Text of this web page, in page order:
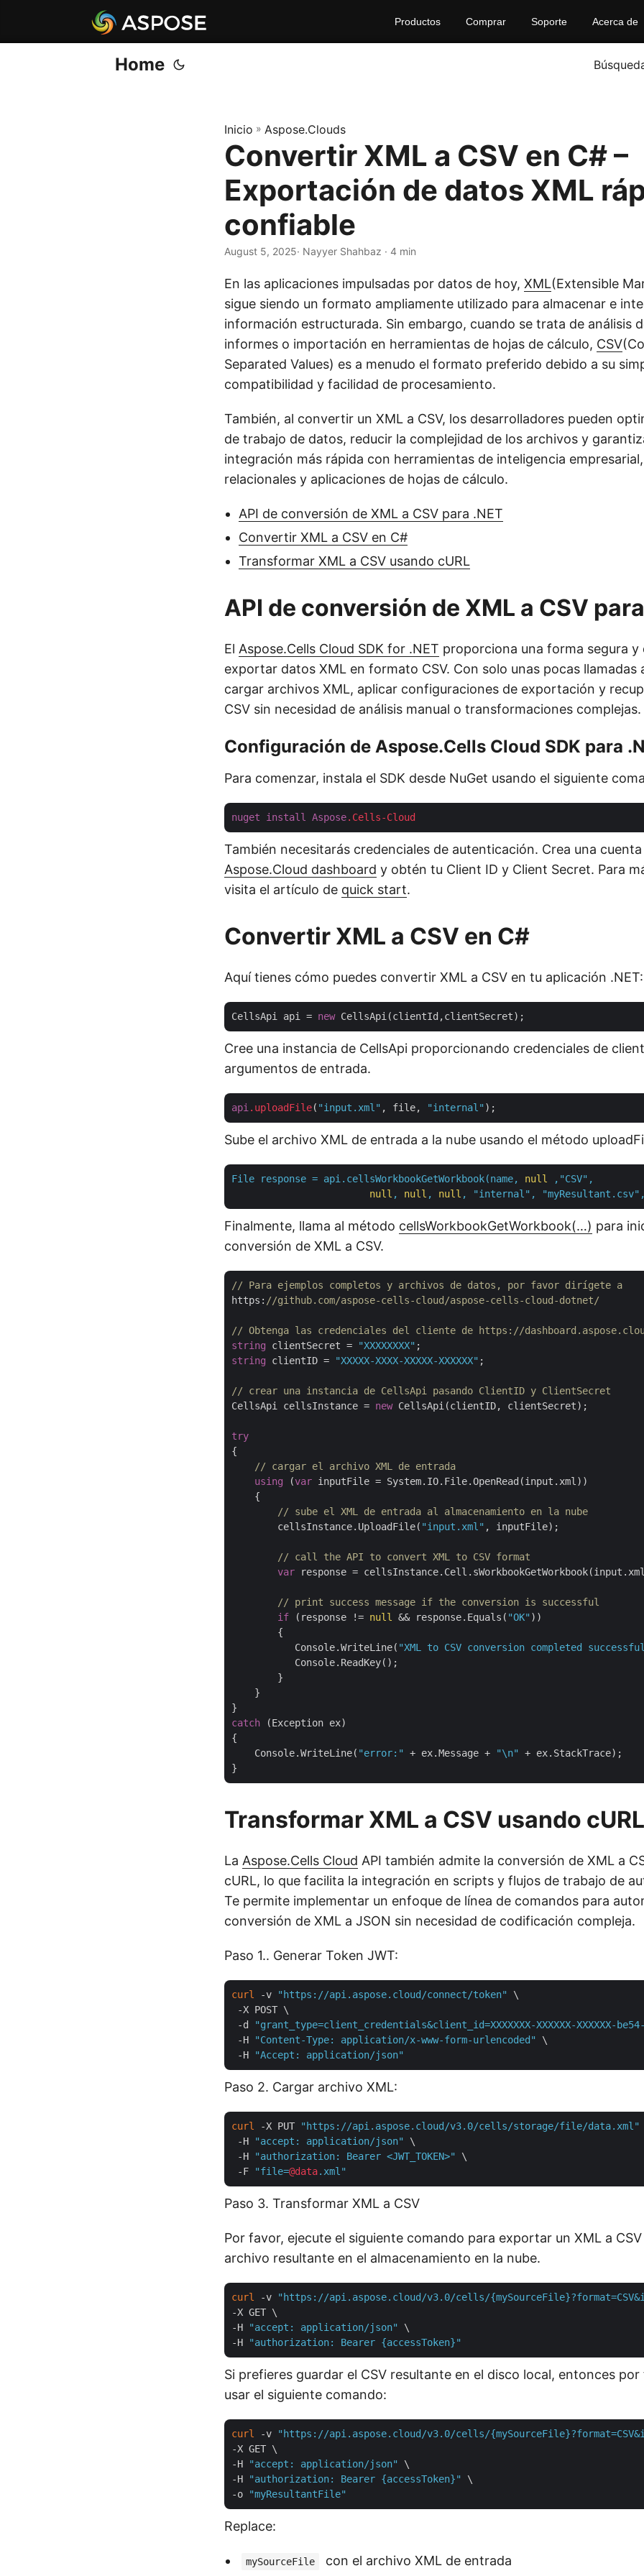
Productos Comprar Soporte Acerca de
Home
Inicio » Aspose.Clouds
Convertir XML a CSV en C# –
Exportación de datos XML
confiable
August 5, 2025· Nayyer Shahbaz · 4 min
En las aplicaciones impulsadas por datos de hoy, XML(Extensible
sigue siendo un formato ampliamente utilizado para almacenar e
información estructurada. Sin embargo, cuando se trata de análisis
informes o importación en herramientas de hojas de cálculo, CSV
Separated Values) es a menudo el formato preferido debido a su
compatibilidad y facilidad de procesamiento.
También, al convertir un XML a CSV, los desarrolladores pueden
de trabajo de datos, reducir la complejidad de los archivos y
integración más rápida con herramientas de inteligencia
relacionales y aplicaciones de hojas de cálculo.
API de conversión de XML a CSV para .NET
Convertir XML a CSV en C#
Transformar XML a CSV usando cURL
API de conversión de XML a CSV
El Aspose.Cells Cloud SDK for .NET proporciona una forma segura y
exportar datos XML en formato CSV. Con solo unas pocas llamadas
cargar archivos XML, aplicar configuraciones de exportación y
CSV sin necesidad de análisis manual o transformaciones complejas.
Configuración de Aspose.Cells Cloud SDK para
Para comenzar, instala el SDK desde NuGet usando el siguiente
nuget install Aspose.Cells-Cloud
También necesitarás credenciales de autenticación. Crea una
Aspose.Cloud dashboard y obtén tu Client ID y Client Secret. Para
visita el artículo de quick start.
Convertir XML a CSV en C#
Aquí tienes cómo puedes convertir XML a CSV en tu aplicación .NET:
CellsApi api = new
Cree una instancia de CellsApi proporcionando credenciales de
argumentos de entrada.
api .uploadFile( "input.xml" , file, "internal"
Sube el archivo XML de entrada a la nube usando el método
File response = api.cellsWorkbookGetWorkbook(name, null
,"CSV",
null , null , null , "internal" , "myResultant.csv" ,
Finalmente, llama al método cellsWorkbookGetWorkbook(…) para
conversión de XML a CSV.
// Para ejemplos completos y archivos de datos, por favor dirígete a
https: //github.com/aspose-cells-cloud/aspose-cells-cloud-dotnet/
// Obtenga las credenciales del cliente de https://
string clientSecret = "XXXXXXXX"
string clientID = "XXXXX-XXXX-XXXXX-XXXXXX" ;
// crear una instancia de CellsApi pasando ClientID y ClientSecret
CellsApi cellsInstance = new CellsApi(clientID, clientSecret);
try
{
// cargar el archivo XML de entrada
using (var inputFile = System.IO.File.OpenRead(input.xml))
    {
// sube el XML de entrada al almacenamiento en la nube
        cellsInstance.UploadFile(
"input.xml" , inputFile);
// call the API to convert XML to CSV format
var response =
// print success message if the conversion is successful
if (response != null && response.Equals( "OK" ))
        {
           Console.WriteLine(
"XML to CSV conversion completed
           Console.ReadKey();
        }
    }
catch (Exception ex)
{
    Console.WriteLine(
"error:" + ex.Message + "\n"
+ ex.StackTrace);
Transformar XML a CSV usando cURL
La Aspose.Cells Cloud API también admite la conversión de XML a
cURL, lo que facilita la integración en scripts y flujos de trabajo de
Te permite implementar un enfoque de línea de comandos para
conversión de XML a JSON sin necesidad de codificación compleja.
Paso 1.. Generar Token JWT:
curl -v "https://api.aspose.cloud/connect/token"
\
-X POST \
-d
"grant_type=client_credentials&client_id=XXXXXXX-XXXXXX-XXXXXX-
-H
"Content-Type: application/x-www-form-urlencoded"
\
-H
"Accept: application/json"
Paso 2. Cargar archivo XML:
curl -X PUT "https://api.aspose.cloud/v3.0/cells/storage/file/data.xml"
-H
"accept: application/json"
\
-H
"authorization: Bearer <JWT_TOKEN>"
\
-F
"file=@data.xml"
Paso 3. Transformar XML a CSV
Por favor, ejecute el siguiente comando para exportar un XML a
archivo resultante en el almacenamiento en la nube.
curl -v
"https://api.aspose.cloud/v3.0/cells/
-X GET \
-H
"accept: application/json"
\
-H
"authorization: Bearer {accessToken}"
Si prefieres guardar el CSV resultante en el disco local, entonces
usar el siguiente comando:
curl -v "https://api.aspose.cloud/v3.0/cells/
-X GET \
-H
"accept: application/json"
\
-H
"authorization: Bearer {accessToken}"
\
-o
"myResultantFile"
Replace:
mySourceFile con el archivo XML de entrada